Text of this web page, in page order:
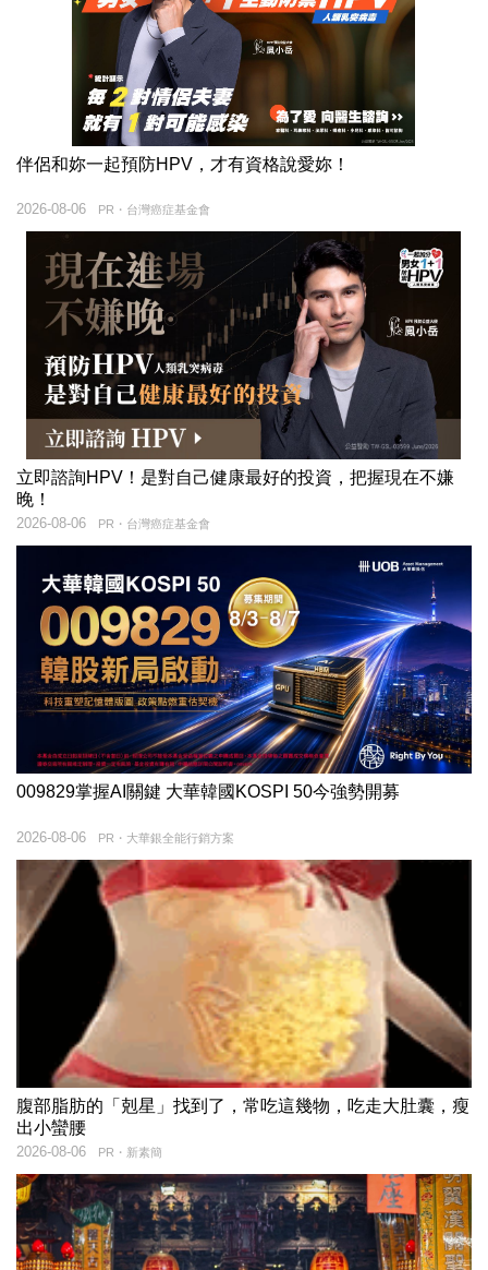
伴侶和妳一起預防HPV，才有資格說愛妳！
PR・台灣癌症基金會
2026-08-06
立即諮詢HPV！是對自己健康最好的投資，把握現在不嫌
晚！
PR・台灣癌症基金會
2026-08-06
009829掌握AI關鍵 大華韓國KOSPI 50今強勢開募
PR・大華銀全能行銷方案
2026-08-06
腹部脂肪的「剋星」找到了，常吃這幾物，吃走大肚囊，瘦
出小蠻腰
PR・新素簡
2026-08-06